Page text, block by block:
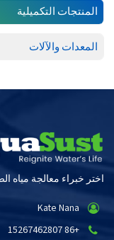
المنتجات التكميلية
المعدات والآلات
اختر خبراء معالجة
Kate Nana
+86 15267462807